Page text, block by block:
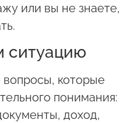
или вы не знаете,
ситуацию
которые
понимания:
доход,